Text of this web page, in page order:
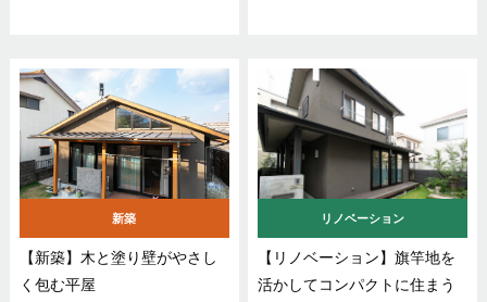
新築
【新築】木と塗り壁がやさし
く包む平屋
リノベーション
【リノベーション】旗竿地を
活かしてコンパクトに住まう